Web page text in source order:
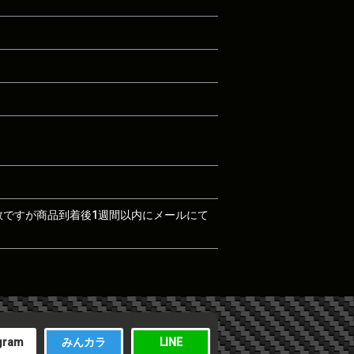
すが商品到着後1週間以内にメールにて
みんカラ LINE